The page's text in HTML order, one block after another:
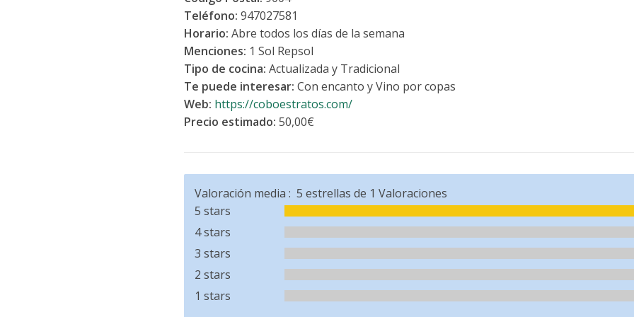
Teléfono: 947027581
Horario: Abre todos los días de la semana
Menciones: 1 Sol Repsol
Tipo de cocina: Actualizada y Tradicional
Te puede interesar: Con encanto y Vino por copas
Web: https://coboestratos.com/
Precio estimado: 50,00€
Valoración media :
5 stars
4 stars
3 stars
2 stars
1 stars
5 estrellas de 1 Valoraciones